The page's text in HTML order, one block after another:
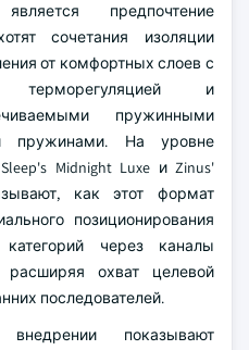
предпочтение
сочетания изоляции
от комфортных слоев с
и
пружинными
пружинами. На уровне
Midnight Luxe и Zinus'
как этот формат
позиционирования
через каналы
охват целевой
последователей.
показывают